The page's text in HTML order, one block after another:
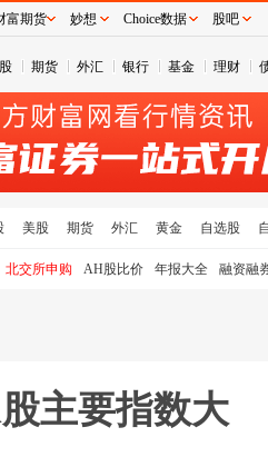
期货 外汇 银行 基金 理财
美股 期货 外汇 黄金 自选股
北交所申购 AH股比价 年报大全 融资融
主要指数大
富期货 妙想 Choice数据 股吧